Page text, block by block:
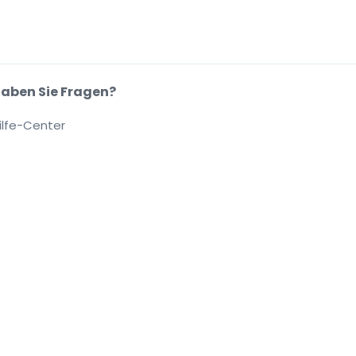
Sie Fragen?
Center